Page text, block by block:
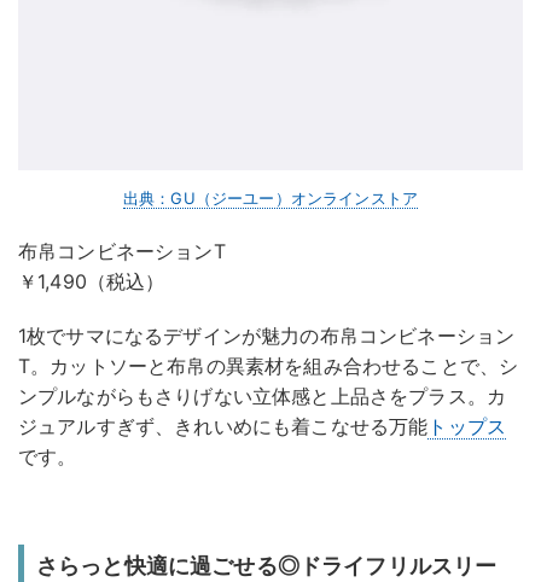
出典：GU（ジーユー）オンラインストア
布帛コンビネーションT
￥1,490（税込）
1枚でサマになるデザインが魅力の布帛コンビネーション
T。カットソーと布帛の異素材を組み合わせることで、シ
ンプルながらもさりげない立体感と上品さをプラス。カ
ジュアルすぎず、きれいめにも着こなせる万能 トップス
です。
さらっと快適に過ごせる◎ドライフリルスリー